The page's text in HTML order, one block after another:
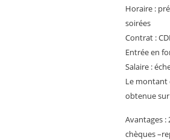
Horaire :
soirées
Contrat : CDI
Entrée en
Salaire :
Le montant
obtenue
Avantages
chèques